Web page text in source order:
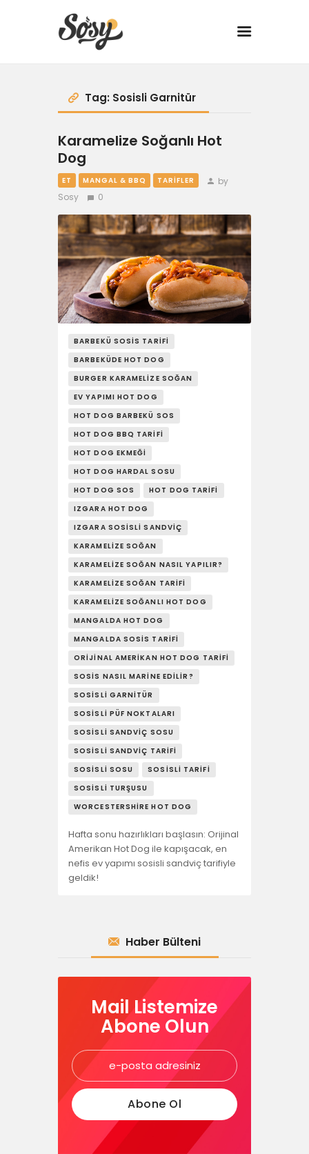
TARİFLER
MANGAL
DRINK
BBQ 101
YAŞAM
SOSY’LE!
Tag: Sosisli Garnitür
Karamelize Soğanlı Hot
Dog
ET MANGAL & BBQ TARIFLER
by
Sosy
0
BARBEKÜ SOSIS TARIFI
BARBEKÜDE HOT DOG
BURGER KARAMELIZE SOĞAN
EV YAPIMI HOT DOG
HOT DOG BARBEKÜ SOS
HOT DOG BBQ TARIFI
HOT DOG EKMEĞI
HOT DOG HARDAL SOSU
HOT DOG SOS
HOT DOG TARIFI
IZGARA HOT DOG
IZGARA SOSISLI SANDVIÇ
KARAMELIZE SOĞAN
KARAMELIZE SOĞAN NASIL YAPILIR?
KARAMELIZE SOĞAN TARIFI
KARAMELIZE SOĞANLI HOT DOG
MANGALDA HOT DOG
MANGALDA SOSIS TARIFI
ORIJINAL AMERIKAN HOT DOG TARIFI
SOSIS NASIL MARINE EDILIR?
SOSISLI GARNITÜR
SOSISLI PÜF NOKTALARI
SOSISLI SANDVIÇ SOSU
SOSISLI SANDVIÇ TARIFI
SOSISLI SOSU
SOSISLI TARIFI
SOSISLI TURŞUSU
WORCESTERSHIRE HOT DOG
Hafta sonu hazırlıkları başlasın: Orijinal
Amerikan Hot Dog ile kapışacak, en
nefis ev yapımı sosisli sandviç tarifiyle
geldik!
Haber Bülteni
Mail Listemize
Abone Olun